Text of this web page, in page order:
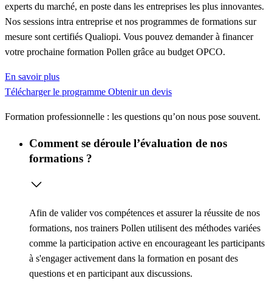
experts du marché, en poste dans les entreprises les plus innovantes.
Nos sessions intra entreprise et nos programmes de formations sur
mesure sont certifiés Qualiopi. Vous pouvez demander à financer
votre prochaine formation Pollen grâce au budget OPCO.
En savoir plus
Télécharger le programme Obtenir un devis
Formation professionnelle : les questions qu’on nous pose souvent.
Comment se déroule l’évaluation de nos
formations ?
Afin de valider vos compétences et assurer la réussite de nos
formations, nos trainers Pollen utilisent des méthodes variées
comme la participation active en encourageant les participants
à s'engager activement dans la formation en posant des
questions et en participant aux discussions.